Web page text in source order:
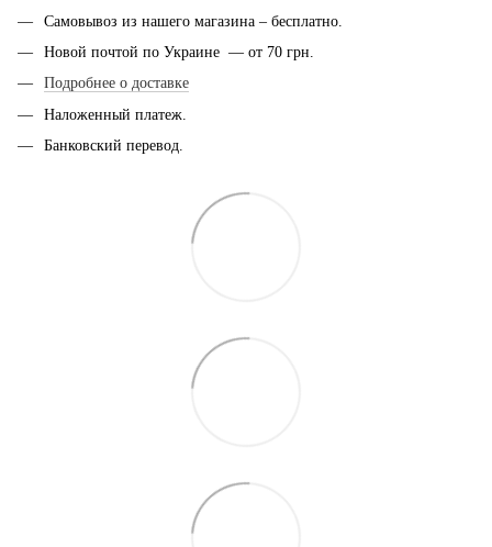
Самовывоз из нашего магазина – бесплатно.
Новой почтой по Украине — от 70 грн.
Подробнее о доставке
Наложенный платеж.
Банковский перевод.